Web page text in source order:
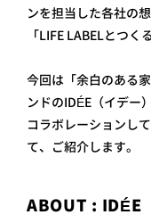
ンを担当した各社の
「LIFE LABELとつく
今回は「余白のある
ンドのIDÉE（イデー
コラボレーションし
て、ご紹介します。
ABOUT : IDÉE